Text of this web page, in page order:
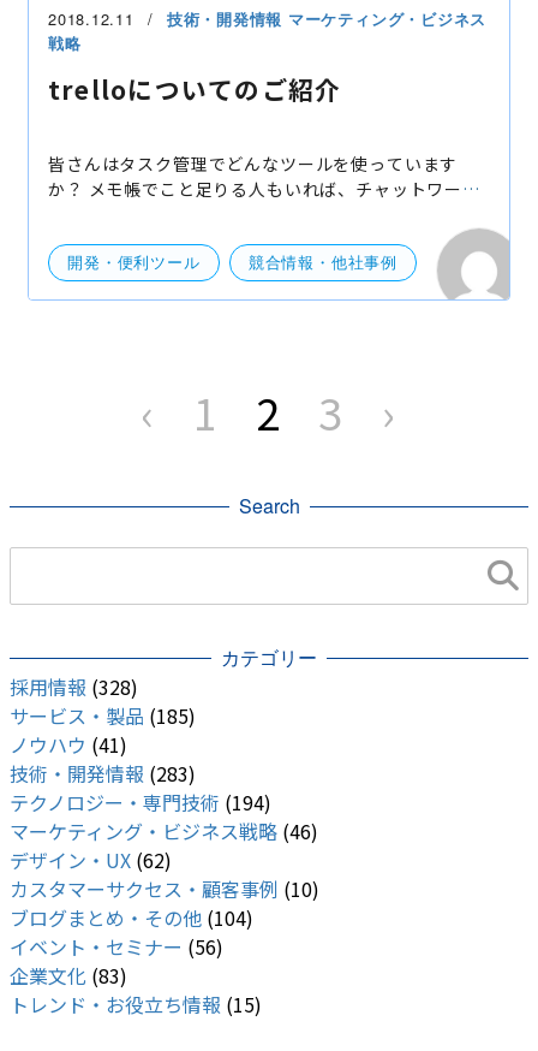
2018.12.11 技術・開発情報 マーケティング・ビジネス
戦略
trelloについてのご紹介
皆さんはタスク管理でどんなツールを使っています
か？ メモ帳でこと足りる人もいれば、チャットワーク
trelloというタスク管理ツールを紹介していきたいと
思います。
開発・便利ツール 競合情報・他社事例
り
‹ 1 2 3 ›
Search
カテゴリー
採用情報 (328)
サービス・製品 (185)
ノウハウ (41)
技術・開発情報 (283)
テクノロジー・専門技術 (194)
マーケティング・ビジネス戦略 (46)
デザイン・UX (62)
カスタマーサクセス・顧客事例 (10)
ブログまとめ・その他 (104)
イベント・セミナー (56)
企業文化 (83)
トレンド・お役立ち情報 (15)